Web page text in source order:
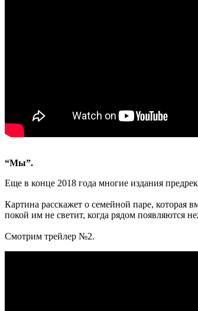
“Мы”.
Еще в конце 2018 года многие издания
Картина расскажет о семейной паре, которая
покой им не светит, когда рядом появляются
Смотрим трейлер №2.